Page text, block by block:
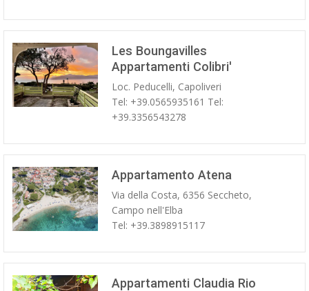
Les Boungavilles
Appartamenti Colibri'
Loc. Peducelli, Capoliveri
Tel: +39.0565935161 Tel:
+39.3356543278
Appartamento Atena
Via della Costa, 6356 Seccheto,
Campo nell'Elba
Tel: +39.3898915117
Appartamenti Claudia Rio